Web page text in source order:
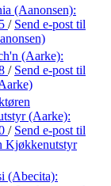
(Aanonsen):
/ Send e-post til
(Aarke):
/ Send e-post til
(Aarke):
/ Send e-post til
Kjøkkenutstyr
(Abecita):